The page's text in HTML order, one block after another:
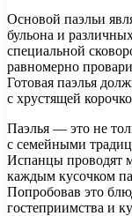
Основой паэльи
бульона и
специальной
равномерно
Готовая паэлья
с хрустящей
Паэлья — это не
с семейными
Испанцы проводят
каждым кусочком
Попробовав это
гостеприимства и